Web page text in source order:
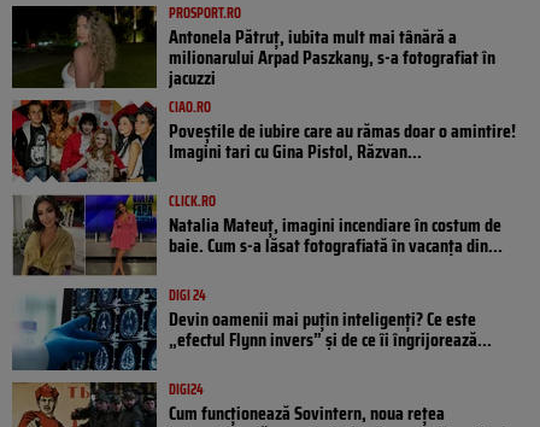
PROSPORT.RO
Antonela Pătruț, iubita mult mai tânără a
milionarului Arpad Paszkany, s-a fotografiat în
jacuzzi
CIAO.RO
Poveştile de iubire care au rămas doar o amintire!
Imagini tari cu Gina Pistol, Răzvan...
CLICK.RO
Natalia Mateuț, imagini incendiare în costum de
baie. Cum s-a lăsat fotografiată în vacanța din...
DIGI 24
Devin oamenii mai puțin inteligenți? Ce este
„efectul Flynn invers” și de ce îi îngrijorează...
DIGI24
Cum funcționează Sovintern, noua rețea